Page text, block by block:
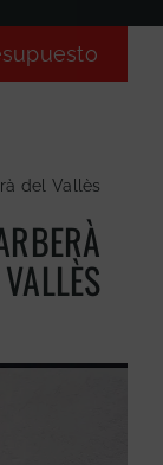
del Vallès